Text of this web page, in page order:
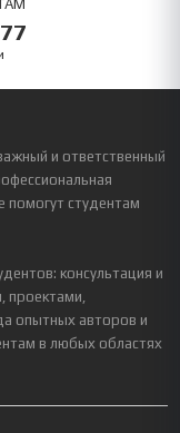
и ответственный
помогут студентам
консультация и
проектами,
опытных авторов и
в любых областях